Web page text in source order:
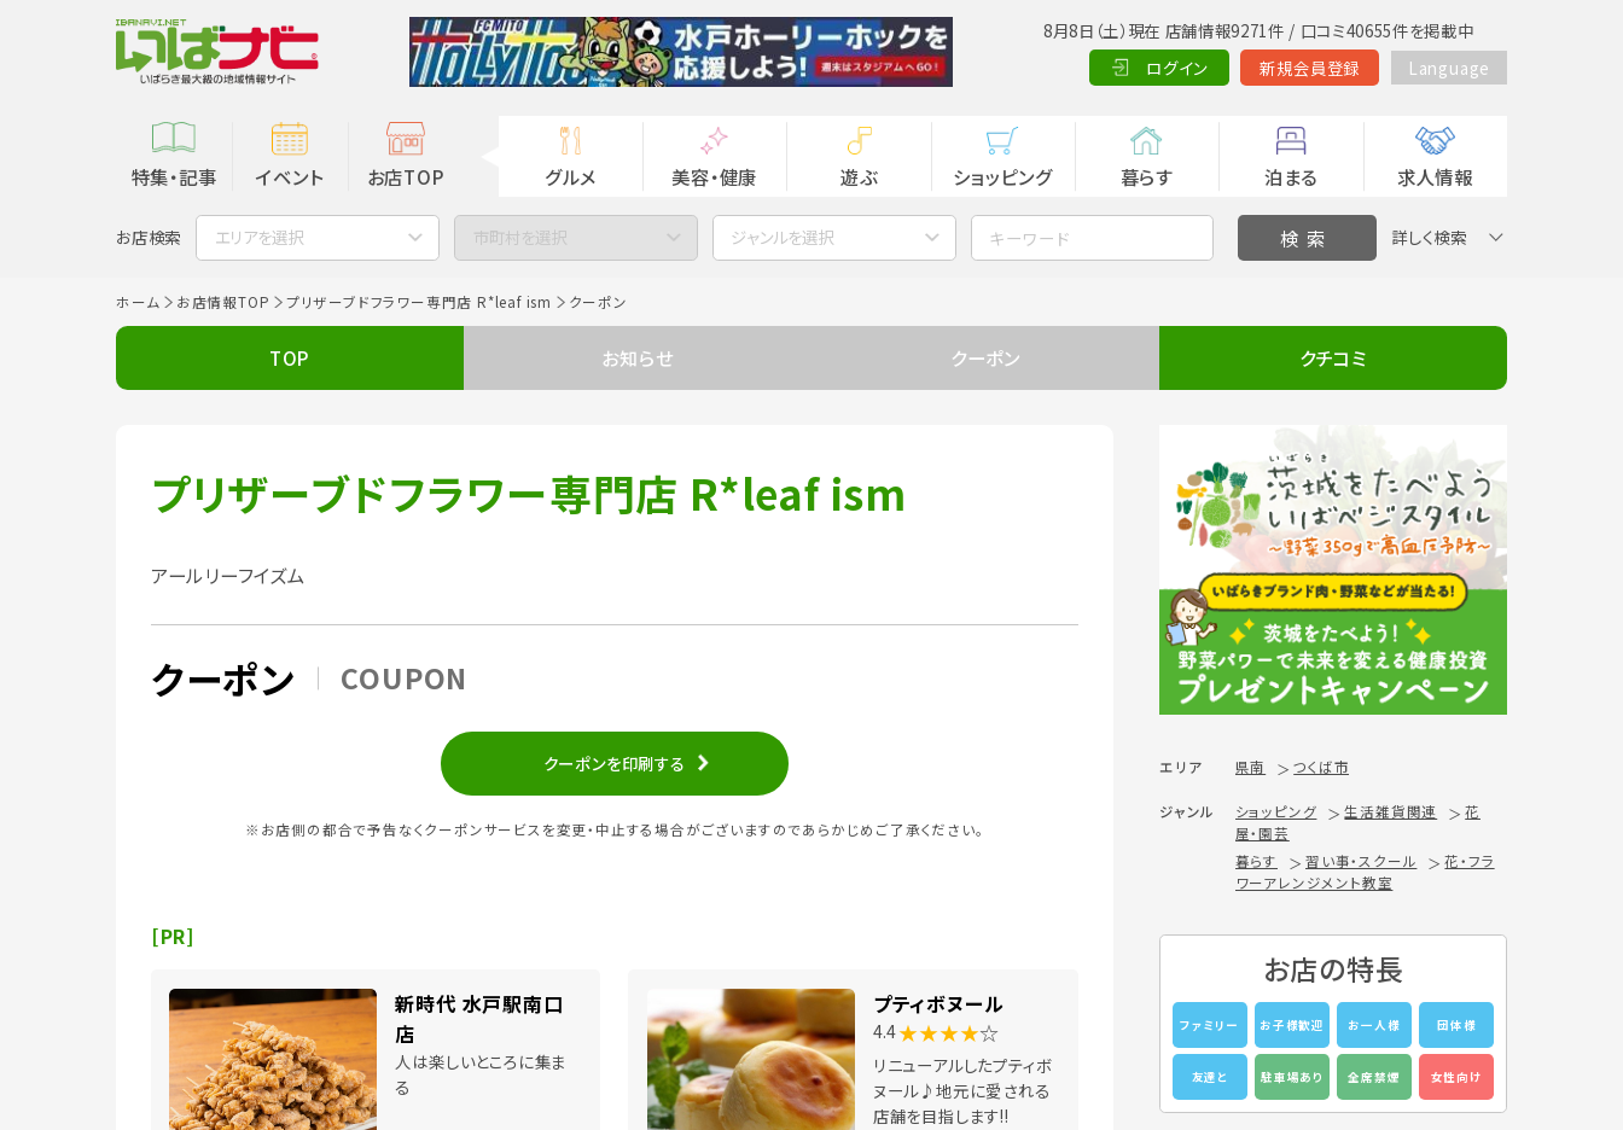
8月8日（土）現在 店舗情報9271件 / 口コミ40655件を掲載中
ログイン
新規会員登録 Language
特集・記事 イベント お店TOP グルメ 美容・健康 遊ぶ ショッピング 暮らす 泊まる 求人情報
お店検索 エリアを選択 市町村を選択 ジャンルを選択 詳しく検索
ホーム お店情報TOP プリザーブドフラワー専門店 R*leaf ism クーポン
TOP お知らせ クーポン クチコミ
プリザーブドフラワー専門店 R*leaf ism
アールリーフイズム
クーポン COUPON
クーポンを印刷する
※お店側の都合で予告なくクーポンサービスを変更・中止する場合がございますのであらかじめご了承ください。
[PR]
新時代 水戸駅南口
店
人は楽しいところに集ま
る
プティボヌール
4.4★★★★☆
リニューアルしたプティボ
ヌール♪地元に愛される
店舗を目指します!!
エリア 県南 つくば市
ジャンル ショッピング 生活雑貨関連
花
屋・園芸
暮らす
習い事・スクール
花・フラ
ワーアレンジメント教室
お店の特長
ファミリー お子様歓迎 お一人様 団体様
友達と 駐車場あり 全席禁煙 女性向け